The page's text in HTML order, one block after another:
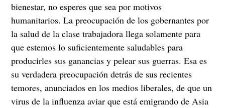
bienestar, no esperes que sea por motivos
humanitarios. La preocupación de los gobernantes por
la salud de la clase trabajadora llega solamente para
que estemos lo suficientemente saludables para
producirles sus ganancias y pelear sus guerras. Esa es
su verdadera preocupación detrás de sus recientes
temores, anunciados en los medios liberales, de que un
virus de la influenza aviar que está emigrando de Asia